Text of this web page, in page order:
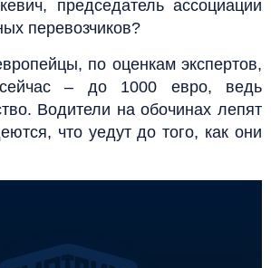
председатель ассоциации
перевозчиков?
по оценкам экспертов,
– до 1000 евро, ведь
Водители на обочинах лепят
что уедут до того, как они